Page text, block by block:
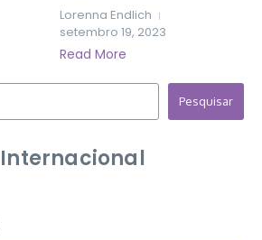
Lorenna Endlich
setembro 19, 2023
Read More
Pesquisar